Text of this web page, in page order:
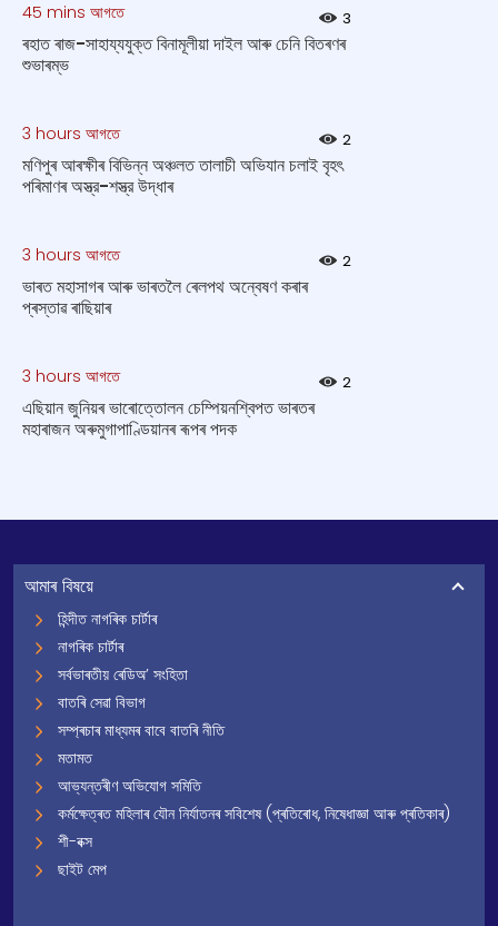
45 mins আগতে 3
ৰহাত ৰাজ-সাহায্যযুক্ত বিনামূলীয়া দাইল আৰু চেনি বিতৰণৰ
শুভাৰম্ভ
3 hours আগতে 2
মণিপুৰ আৰক্ষীৰ বিভিন্ন অঞ্চলত তালাচী অভিযান চলাই বৃহৎ
পৰিমাণৰ অস্ত্র-শস্ত্র উদ্ধাৰ
3 hours আগতে 2
ভাৰত মহাসাগৰ আৰু ভাৰতলৈ ৰেলপথ অন্বেষণ কৰাৰ
প্ৰস্তাৱ ৰাছিয়াৰ
3 hours আগতে 2
এছিয়ান জুনিয়ৰ ভাৰোত্তোলন চেম্পিয়নশ্বিপত ভাৰতৰ
মহাৰাজন অৰুমুগাপাণ্ডিয়ানৰ ৰূপৰ পদক
আমাৰ বিষয়ে
হিন্দীত নাগৰিক চাৰ্টাৰ
নাগৰিক চাৰ্টাৰ
সৰ্বভাৰতীয় ৰেডিঅ’ সংহিতা
বাতৰি সেৱা বিভাগ
সম্প্ৰচাৰ মাধ্যমৰ বাবে বাতৰি নীতি
মতামত
আভ্যন্তৰীণ অভিযোগ সমিতি
কৰ্মক্ষেত্ৰত মহিলাৰ যৌন নিৰ্যাতনৰ সবিশেষ (প্ৰতিৰোধ, নিষেধাজ্ঞা আৰু প্ৰতিকাৰ)
শী-বক্স
ছাইট মেপ